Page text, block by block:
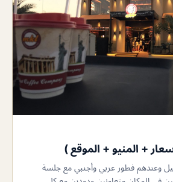
+ المنيو + الموقع )
وعندهم فطور عربي وأجنبي مع جلسة